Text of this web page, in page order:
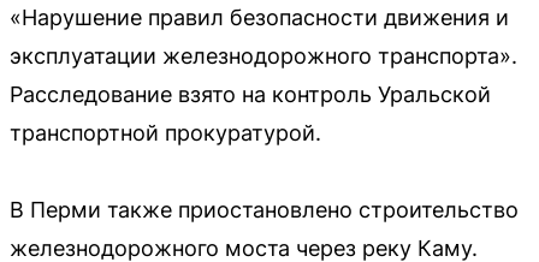
«Нарушение правил безопасности движения и
эксплуатации железнодорожного транспорта».
Расследование взято на контроль Уральской
транспортной прокуратурой.
В Перми также приостановлено строительство
железнодорожного моста через реку Каму.